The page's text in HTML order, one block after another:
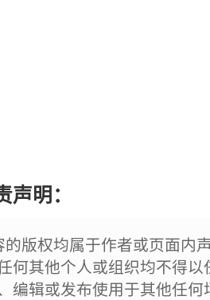
明：
的版权均属于作者或页面内
何其他个人或组织均不得
编辑或发布使用于其他任